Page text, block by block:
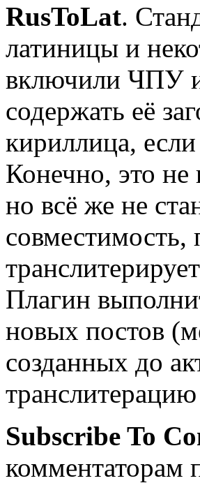
RusToLat.
латиницы и
включили ЧПУ и
содержать её
кириллица,
Конечно, это
но всё же не
совместимость,
Плагин
новых постов
созданных до
Subscribe To
комментаторам